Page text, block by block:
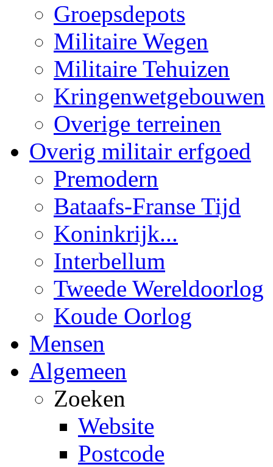
Groepsdepots
Militaire Wegen
Militaire Tehuizen
Kringenwetgebouwen
Overige terreinen
Overig militair erfgoed
Premodern
Bataafs-Franse Tijd
Koninkrijk...
Interbellum
Tweede Wereldoorlog
Koude Oorlog
Mensen
Algemeen
Zoeken
Website
Postcode